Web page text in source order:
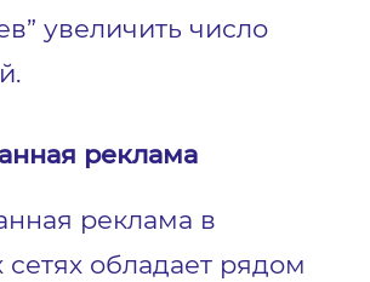
увеличить число
реклама
реклама в
обладает рядом